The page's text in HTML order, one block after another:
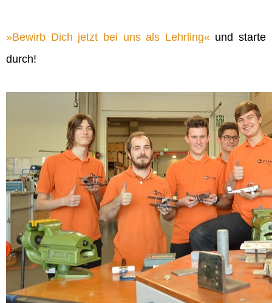
Bewirb Dich jetzt bei uns als Lehrling und starte
durch!